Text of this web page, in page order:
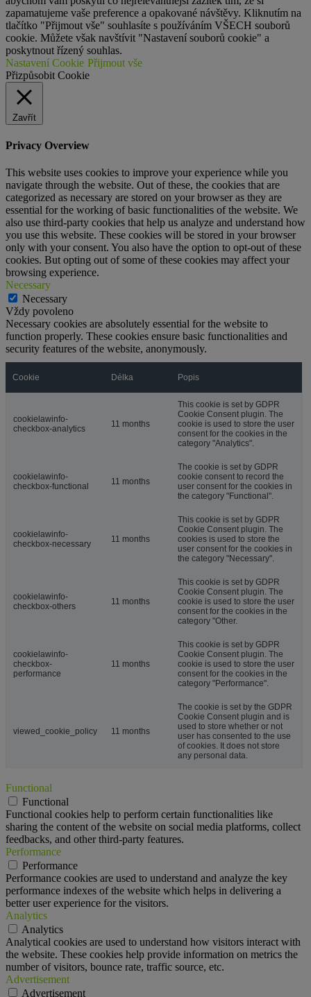
zapamatujeme vaše preference a opakované návštěvy. Kliknutím na
tlačítko "Přijmout vše" souhlasíte s používáním VŠECH souborů
cookie. Můžete však navštívit "Nastavení souborů cookie" a
poskytnout řízený souhlas.
Nastavení Cookie Přijmout vše
Přizpůsobit Cookie
Zavřít
Privacy Overview
This website uses cookies to improve your experience while you
navigate through the website. Out of these, the cookies that are
categorized as necessary are stored on your browser as they are
essential for the working of basic functionalities of the website. We
also use third-party cookies that help us analyze and understand how
you use this website. These cookies will be stored in your browser
only with your consent. You also have the option to opt-out of these
cookies. But opting out of some of these cookies may affect your
browsing experience.
Necessary
Necessary
Vždy povoleno
Necessary cookies are absolutely essential for the website to
function properly. These cookies ensure basic functionalities and
security features of the website, anonymously.
Cookie Délka Popis
cookielawinfo-
checkbox-analytics
11 months
This cookie is set by GDPR
Cookie Consent plugin. The
cookie is used to store the user
consent for the cookies in the
category "Analytics".
cookielawinfo-
checkbox-functional
11 months
The cookie is set by GDPR
cookie consent to record the
user consent for the cookies in
the category "Functional".
cookielawinfo-
checkbox-necessary
11 months
This cookie is set by GDPR
Cookie Consent plugin. The
cookies is used to store the
user consent for the cookies in
the category "Necessary".
cookielawinfo-
checkbox-others
11 months
This cookie is set by GDPR
Cookie Consent plugin. The
cookie is used to store the user
consent for the cookies in the
category "Other.
cookielawinfo-
checkbox-
performance
11 months
This cookie is set by GDPR
Cookie Consent plugin. The
cookie is used to store the user
consent for the cookies in the
category "Performance".
viewed_cookie_policy 11 months
The cookie is set by the GDPR
Cookie Consent plugin and is
used to store whether or not
user has consented to the use
of cookies. It does not store
any personal data.
Functional
Functional
Functional cookies help to perform certain functionalities like
sharing the content of the website on social media platforms, collect
feedbacks, and other third-party features.
Performance
Performance
Performance cookies are used to understand and analyze the key
performance indexes of the website which helps in delivering a
better user experience for the visitors.
Analytics
Analytics
Analytical cookies are used to understand how visitors interact with
the website. These cookies help provide information on metrics the
number of visitors, bounce rate, traffic source, etc.
Advertisement
Advertisement